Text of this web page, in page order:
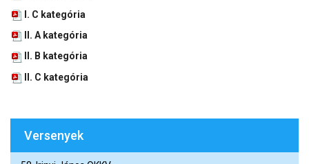
I. C kategória
II. A kategória
II. B kategória
II. C kategória
Versenyek